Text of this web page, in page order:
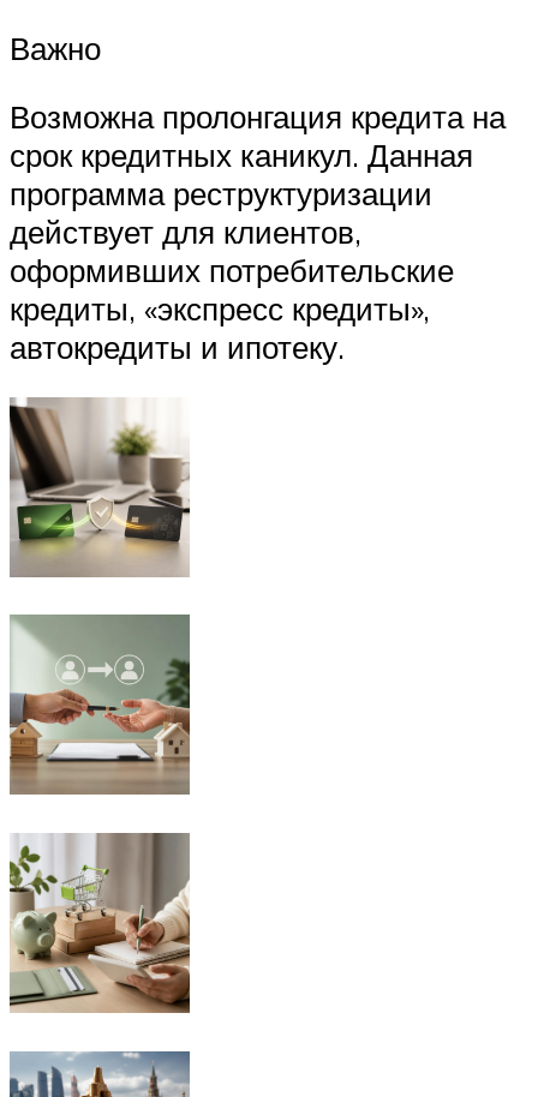
Важно
Возможна пролонгация кредита на
срок кредитных каникул. Данная
программа реструктуризации
действует для клиентов,
оформивших потребительские
кредиты, «экспресс кредиты»,
автокредиты и ипотеку.